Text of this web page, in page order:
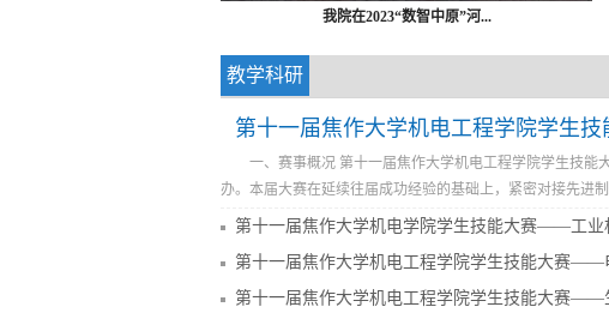
我院在2023“数智中原”河...
教学科研
第十一届焦作大学机电工程学院学生
一、赛事概况 第十一届焦作大学机电工程学院学生技
办。本届大赛在延续往届成功经验的基础上，紧密对接先进
第十一届焦作大学机电学院学生技能大赛——工业
第十一届焦作大学机电工程学院学生技能大赛——
第十一届焦作大学机电工程学院学生技能大赛——